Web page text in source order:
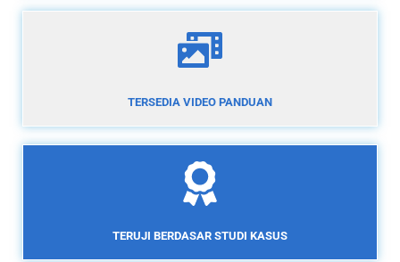
TERSEDIA VIDEO PANDUAN
TERUJI BERDASAR STUDI KASUS